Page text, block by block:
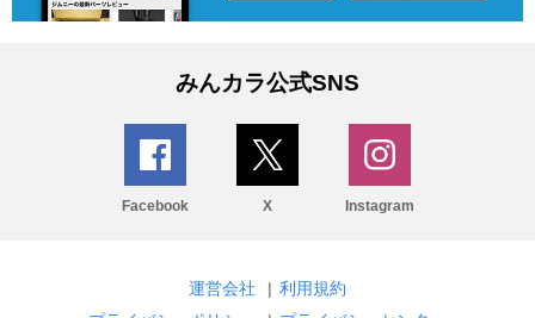
みんカラ公式SNS
Facebook X Instagram
運営会社 | 利用規約